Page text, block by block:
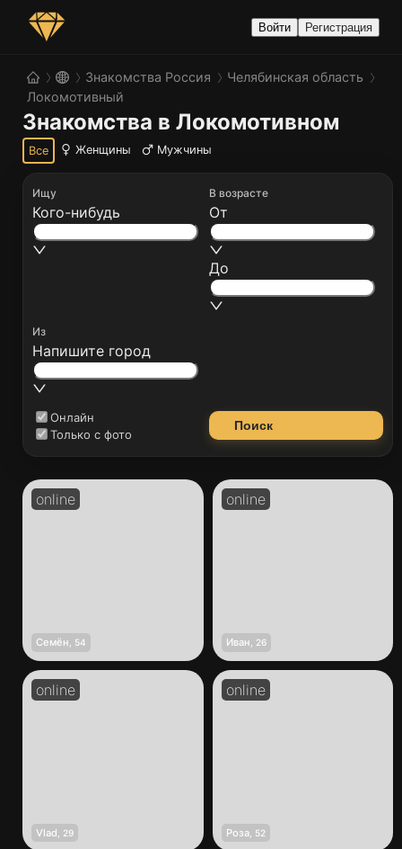
Войти Регистрация
Знакомства Россия
Челябинская область
Локомотивный
Знакомства в Локомотивном
Все Женщины Мужчины
Ищу
Кого-нибудь
Из
Напишите город
В возрасте
От
До
Онлайн
Только с фото
Поиск
Семён 54 Иван 26
Vlad 29 Роза, 52